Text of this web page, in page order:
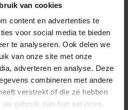
van cookies
content en advertenties te
voor social media te bieden
te analyseren. Ook delen we
van onze site met onze
adverteren en analyse. Deze
combineren met andere
verstrekt of die ze hebben
gebruik van hun services.